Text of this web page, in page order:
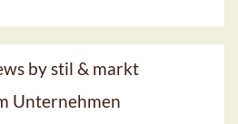
by stil & markt
Unternehmen